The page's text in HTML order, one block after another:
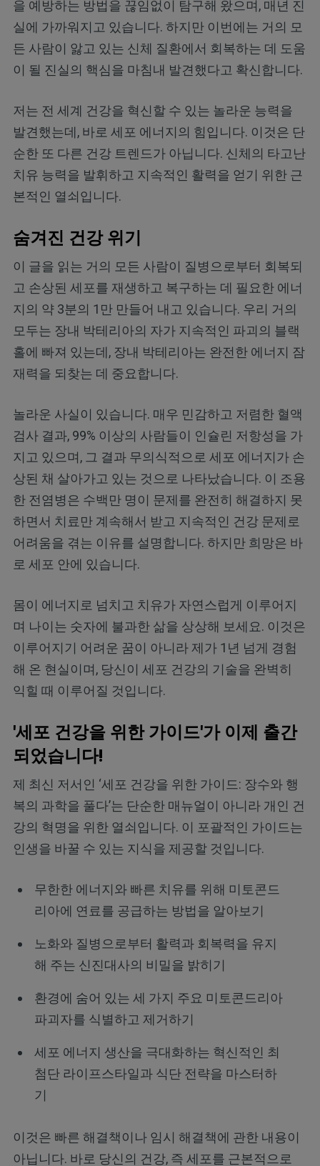
을 예방하는 방법을 끊임없이 탐구해 왔으며, 매년 진
실에 가까워지고 있습니다. 하지만 이번에는 거의 모
든 사람이 앓고 있는 신체 질환에서 회복하는 데 도움
이 될 진실의 핵심을 마침내 발견했다고 확신합니다.
저는 전 세계 건강을 혁신할 수 있는 놀라운 능력을
발견했는데, 바로 세포 에너지의 힘입니다. 이것은 단
순한 또 다른 건강 트렌드가 아닙니다. 신체의 타고난
치유 능력을 발휘하고 지속적인 활력을 얻기 위한 근
본적인 열쇠입니다.
숨겨진 건강 위기
이 글을 읽는 거의 모든 사람이 질병으로부터 회복되
고 손상된 세포를 재생하고 복구하는 데 필요한 에너
지의 약 3분의 1만 만들어 내고 있습니다. 우리 거의
모두는 장내 박테리아의 자가 지속적인 파괴의 블랙
홀에 빠져 있는데, 장내 박테리아는 완전한 에너지 잠
재력을 되찾는 데 중요합니다.
놀라운 사실이 있습니다. 매우 민감하고 저렴한 혈액
검사 결과, 99% 이상의 사람들이 인슐린 저항성을 가
지고 있으며, 그 결과 무의식적으로 세포 에너지가 손
상된 채 살아가고 있는 것으로 나타났습니다. 이 조용
한 전염병은 수백만 명이 문제를 완전히 해결하지 못
하면서 치료만 계속해서 받고 지속적인 건강 문제로
어려움을 겪는 이유를 설명합니다. 하지만 희망은 바
로 세포 안에 있습니다.
몸이 에너지로 넘치고 치유가 자연스럽게 이루어지
며 나이는 숫자에 불과한 삶을 상상해 보세요. 이것은
이루어지기 어려운 꿈이 아니라 제가 1년 넘게 경험
해 온 현실이며, 당신이 세포 건강의 기술을 완벽히
익힐 때 이루어질 것입니다.
'세포 건강을 위한 가이드'가 이제 출간
되었습니다!
제 최신 저서인 ‘세포 건강을 위한 가이드: 장수와 행
복의 과학을 풀다’는 단순한 매뉴얼이 아니라 개인 건
강의 혁명을 위한 열쇠입니다. 이 포괄적인 가이드는
인생을 바꿀 수 있는 지식을 제공할 것입니다.
무한한 에너지와 빠른 치유를 위해 미토콘드
리아에 연료를 공급하는 방법을 알아보기
노화와 질병으로부터 활력과 회복력을 유지
해 주는 신진대사의 비밀을 밝히기
환경에 숨어 있는 세 가지 주요 미토콘드리아
파괴자를 식별하고 제거하기
세포 에너지 생산을 극대화하는 혁신적인 최
첨단 라이프스타일과 식단 전략을 마스터하
기
이것은 빠른 해결책이나 임시 해결책에 관한 내용이
아닙니다. 바로 당신의 건강, 즉 세포를 근본적으로